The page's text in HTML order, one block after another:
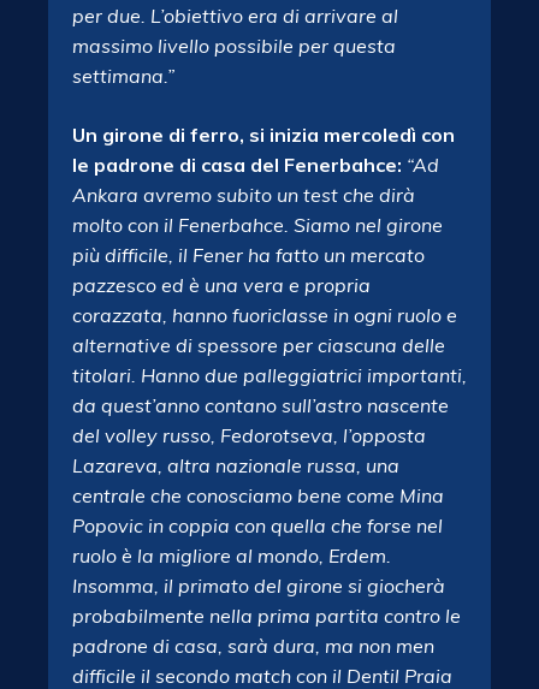
per due. L’obiettivo era di arrivare al
massimo livello possibile per questa
settimana.”
Un girone di ferro, si inizia mercoledì con
le padrone di casa del Fenerbahce: “Ad
Ankara avremo subito un test che dirà
molto con il Fenerbahce. Siamo nel girone
più difficile, il Fener ha fatto un mercato
pazzesco ed è una vera e propria
corazzata, hanno fuoriclasse in ogni ruolo e
alternative di spessore per ciascuna delle
titolari. Hanno due palleggiatrici importanti,
da quest’anno contano sull’astro nascente
del volley russo, Fedorotseva, l’opposta
Lazareva, altra nazionale russa, una
centrale che conosciamo bene come Mina
Popovic in coppia con quella che forse nel
ruolo è la migliore al mondo, Erdem.
Insomma, il primato del girone si giocherà
probabilmente nella prima partita contro le
padrone di casa, sarà dura, ma non men
difficile il secondo match con il Dentil Praia